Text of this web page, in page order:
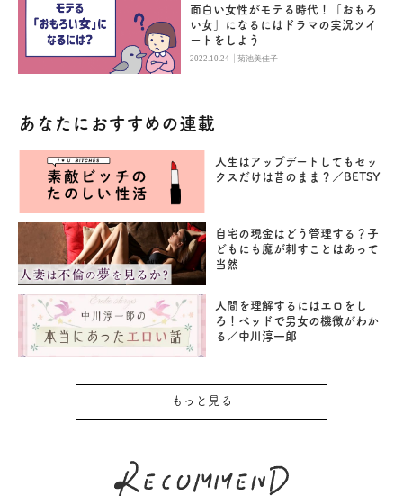
面白い女性がモテる時代！「おもろ
い女」になるにはドラマの実況ツイ
ートをしよう
2022.10.24 |菊池美佳子
あなたにおすすめの連載
人生はアップデートしてもセッ
クスだけは昔のまま？／BETSY
自宅の現金はどう管理する？子
どもにも魔が刺すことはあって
当然
人間を理解するにはエロをし
ろ！ベッドで男女の機微がわか
る／中川淳一郎
もっと見る